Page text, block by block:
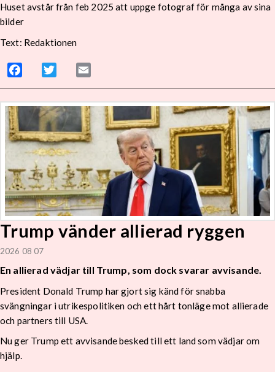
Huset avstår från feb 2025 att uppge fotograf för många av sina
bilder
Text: Redaktionen
Facebook Twitter
Trump vänder allierad ryggen
2026 08 07
En allierad vädjar till Trump, som dock svarar avvisande.
President Donald Trump har gjort sig känd för snabba
svängningar i utrikespolitiken och ett hårt tonläge mot allierade
och partners till USA.
Nu ger Trump ett avvisande besked till ett land som vädjar om
hjälp.